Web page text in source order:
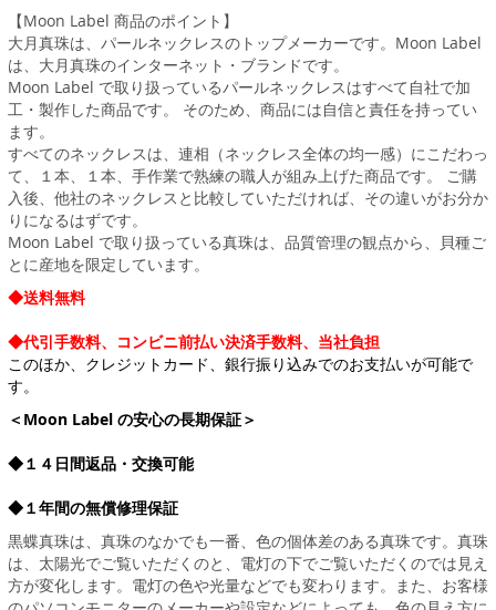
【Moon Label 商品のポイント】
大月真珠は、パールネックレスのトップメーカーです。Moon Label
は、大月真珠のインターネット・ブランドです。
Moon Label で取り扱っているパールネックレスはすべて自社で加
工・製作した商品です。 そのため、商品には自信と責任を持ってい
ます。
すべてのネックレスは、連相（ネックレス全体の均一感）にこだわっ
て、１本、１本、手作業で熟練の職人が組み上げた商品です。 ご購
入後、他社のネックレスと比較していただければ、その違いがお分か
りになるはずです。
Moon Label で取り扱っている真珠は、品質管理の観点から、貝種ご
とに産地を限定しています。
◆送料無料
◆代引手数料、コンビニ前払い決済手数料、当社負担
このほか、クレジットカード、銀行振り込みでのお支払いが可能で
す。
＜Moon Label の安心の長期保証＞
◆１４日間返品・交換可能
◆１年間の無償修理保証
黒蝶真珠は、真珠のなかでも一番、色の個体差のある真珠です。真珠
は、太陽光でご覧いただくのと、電灯の下でご覧いただくのでは見え
方が変化します。電灯の色や光量などでも変わります。また、お客様